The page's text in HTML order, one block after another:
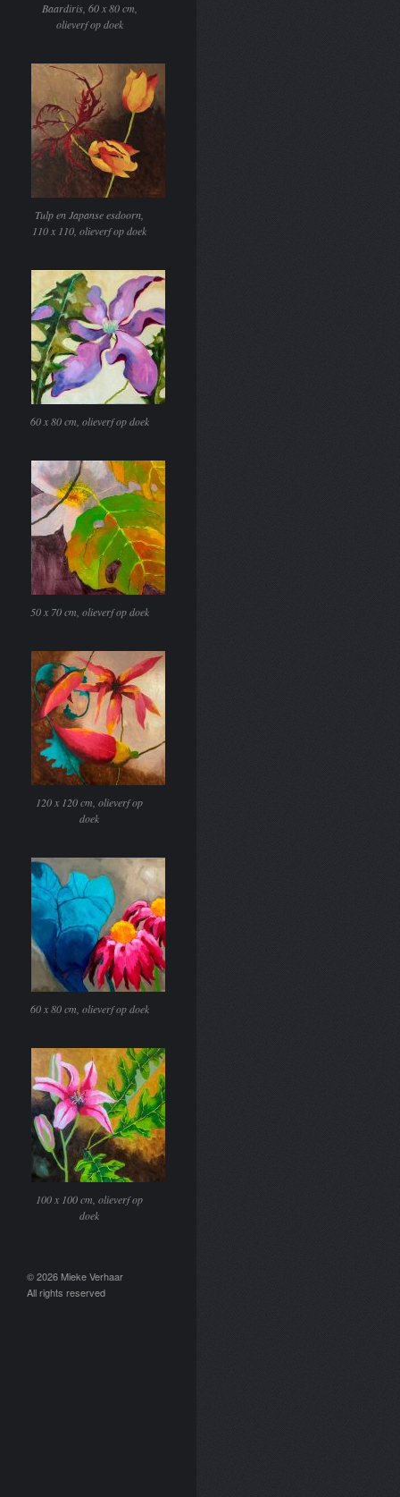
Baardiris, 60 x 80 cm,
olieverf op doek
Tulp en Japanse esdoorn,
110 x 110, olieverf op doek
60 x 80 cm, olieverf op doek
50 x 70 cm, olieverf op doek
120 x 120 cm, olieverf op
doek
60 x 80 cm, olieverf op doek
100 x 100 cm, olieverf op
doek
© 2026 Mieke Verhaar
All rights reserved